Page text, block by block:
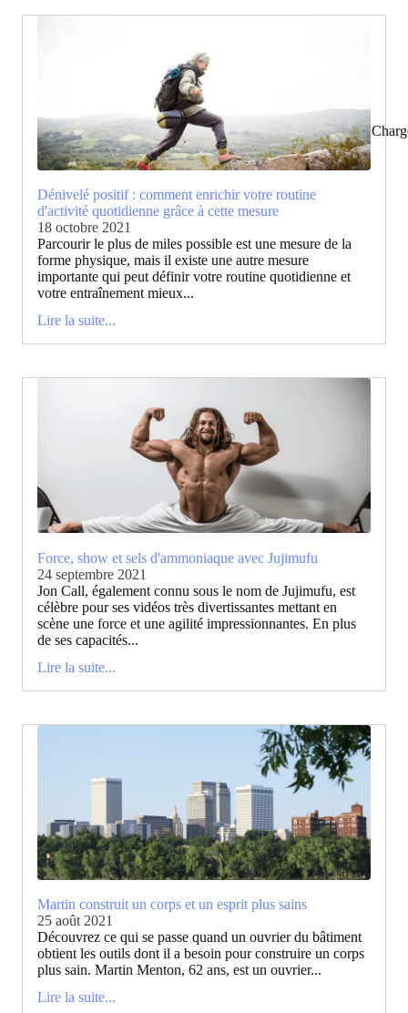
Dénivelé positif : comment enrichir votre routine
d'activité quotidienne grâce à cette mesure
18 octobre 2021
Parcourir le plus de miles possible est une mesure de la
forme physique, mais il existe une autre mesure
importante qui peut définir votre routine quotidienne et
votre entraînement mieux...
Lire la suite...
Force, show et sels d'ammoniaque avec Jujimufu
24 septembre 2021
Jon Call, également connu sous le nom de Jujimufu, est
célèbre pour ses vidéos très divertissantes mettant en
scène une force et une agilité impressionnantes. En plus
de ses capacités...
Lire la suite...
Martin construit un corps et un esprit plus sains
25 août 2021
Découvrez ce qui se passe quand un ouvrier du bâtiment
obtient les outils dont il a besoin pour construire un corps
plus sain. Martin Menton, 62 ans, est un ouvrier...
Lire la suite...